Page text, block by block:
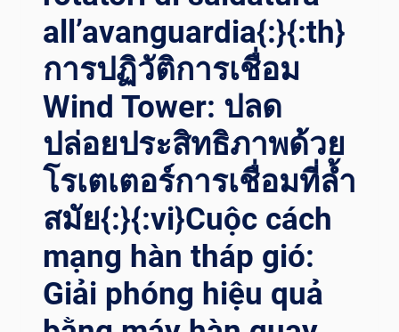
all’avanguardia{:}{:th}
การปฏิวัติการเชื่อม
Wind Tower: ปลด
ปล่อยประสิทธิภาพด้วย
โรเตเตอร์การเชื่อมที่ล้ำ
สมัย{:}{:vi}Cuộc cách
mạng hàn tháp gió:
Giải phóng hiệu quả